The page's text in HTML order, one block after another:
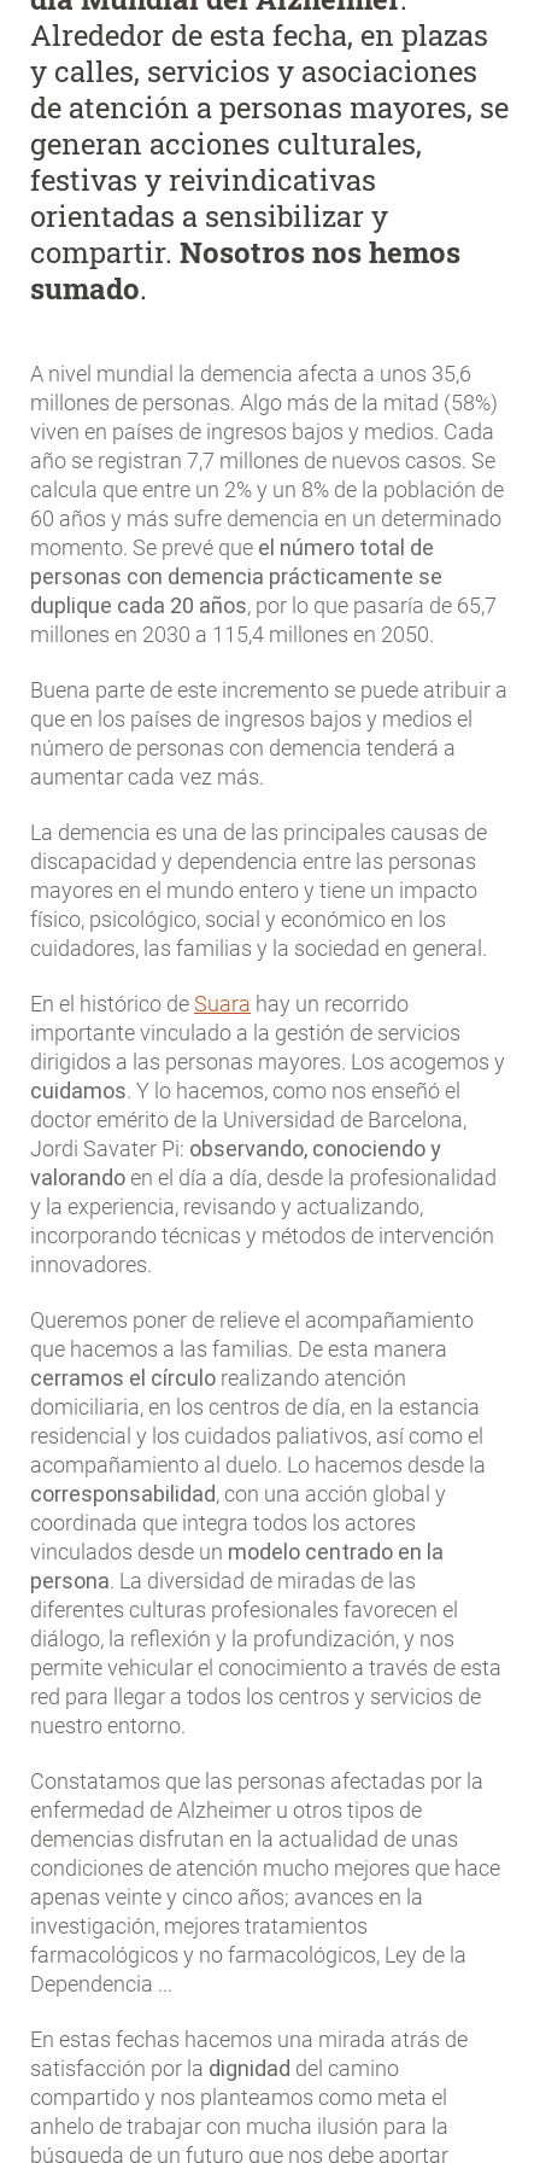
Alrededor de esta fecha, en plazas
y calles, servicios y asociaciones
de atención a personas mayores, se
generan acciones culturales,
festivas y reivindicativas
orientadas a sensibilizar y
compartir. Nosotros nos hemos
sumado.
A nivel mundial la demencia afecta a unos 35,6
millones de personas. Algo más de la mitad (58%)
viven en países de ingresos bajos y medios. Cada
año se registran 7,7 millones de nuevos casos. Se
calcula que entre un 2% y un 8% de la población de
60 años y más sufre demencia en un determinado
momento. Se prevé que el número total de
personas con demencia prácticamente se
duplique cada 20 años, por lo que pasaría de 65,7
millones en 2030 a 115,4 millones en 2050.
Buena parte de este incremento se puede atribuir a
que en los países de ingresos bajos y medios el
número de personas con demencia tenderá a
aumentar cada vez más.
La demencia es una de las principales causas de
discapacidad y dependencia entre las personas
mayores en el mundo entero y tiene un impacto
físico, psicológico, social y económico en los
cuidadores, las familias y la sociedad en general.
En el histórico deSuara hay un recorrido
importante vinculado a la gestión de servicios
dirigidos a las personas mayores. Los acogemos y
cuidamos. Y lo hacemos, como nos enseñó el
doctor emérito de la Universidad de Barcelona, ​​
Jordi Savater Pi: ​​observando, conociendo y
valorandoen el día a día, desde la profesionalidad
y la experiencia, revisando y actualizando,
incorporando técnicas y métodos de intervención
innovadores.
Queremos poner de relieve el acompañamiento
que hacemos a las familias. De esta manera
cerramos el círculo realizando atención
domiciliaria, en los centros de día, en la estancia
residencial y los cuidados paliativos, así como el
acompañamiento al duelo. Lo hacemos desde la
corresponsabilidad, con una acción global y
coordinada que integra todos los actores
vinculados desde un modelo centrado en la
persona. La diversidad de miradas de las
diferentes culturas profesionales favorecen el
diálogo, la reflexión y la profundización, y nos
permite vehicular el conocimiento a través de esta
red para llegar a todos los centros y servicios de
nuestro entorno.
Constatamos que las personas afectadas por la
enfermedad de Alzheimer u otros tipos de
demencias disfrutan en la actualidad de unas
condiciones de atención mucho mejores que hace
apenas veinte y cinco años; avances en la
investigación, mejores tratamientos
farmacológicos y no farmacológicos, Ley de la
Dependencia ...
En estas fechas hacemos una mirada atrás de
satisfacción por la dignidad del camino
compartido y nos planteamos como meta el
anhelo de trabajar con mucha ilusión para la
búsqueda de un futuro que nos debe aportar